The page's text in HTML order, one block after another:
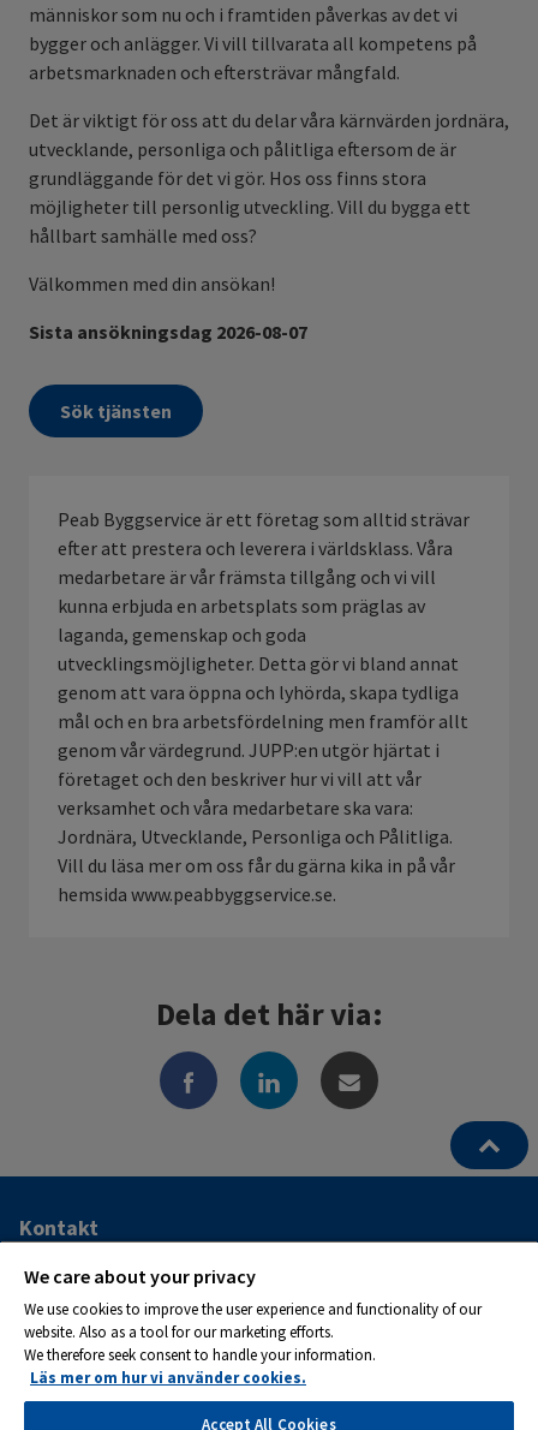
människor som nu och i framtiden påverkas av det vi
bygger och anlägger. Vi vill tillvarata all kompetens på
arbetsmarknaden och eftersträvar mångfald.
Det är viktigt för oss att du delar våra kärnvärden jordnära,
utvecklande, personliga och pålitliga eftersom de är
grundläggande för det vi gör. Hos oss finns stora
möjligheter till personlig utveckling. Vill du bygga ett
hållbart samhälle med oss?
Välkommen med din ansökan!
Sista ansökningsdag 2026-08-07
Sök tjänsten
Peab Byggservice är ett företag som alltid strävar
efter att prestera och leverera i världsklass. Våra
medarbetare är vår främsta tillgång och vi vill
kunna erbjuda en arbetsplats som präglas av
laganda, gemenskap och goda
utvecklingsmöjligheter. Detta gör vi bland annat
genom att vara öppna och lyhörda, skapa tydliga
mål och en bra arbetsfördelning men framför allt
genom vår värdegrund. JUPP:en utgör hjärtat i
företaget och den beskriver hur vi vill att vår
verksamhet och våra medarbetare ska vara:
Jordnära, Utvecklande, Personliga och Pålitliga.
Vill du läsa mer om oss får du gärna kika in på vår
hemsida www.peabbyggservice.se.
Dela det här via:
Ytterligare
information
och
kontaktuppgifter
Kontakt
ATS Kraftservice AB
Postadress:
Box 1282
262 24 Ängelholm
Tel 0581-133 20
We care about your privacy
We use cookies to improve the user experience and functionality of our
website. Also as a tool for our marketing efforts.
We therefore seek consent to handle your information.
Läs mer om hur vi använder cookies.
Accept All Cookies